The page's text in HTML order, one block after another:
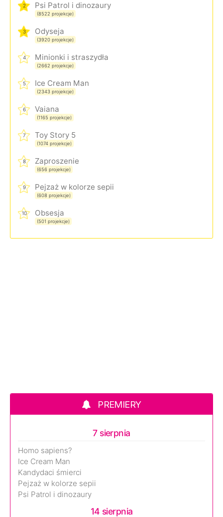
2 Psi Patrol i dinozaury
(8522 projekcje)
3 Odyseja
(3920 projekcje)
4 Minionki i straszydła
(2662 projekcje)
5 Ice Cream Man
(2343 projekcje)
6 Vaiana
(1165 projekcje)
7 Toy Story 5
(1074 projekcje)
8 Zaproszenie
(656 projekcje)
9 Pejzaż w kolorze sepii
(608 projekcje)
10 Obsesja
(501 projekcje)
PREMIERY
7 sierpnia
Homo sapiens?
Ice Cream Man
Kandydaci śmierci
Pejzaż w kolorze sepii
Psi Patrol i dinozaury
14 sierpnia